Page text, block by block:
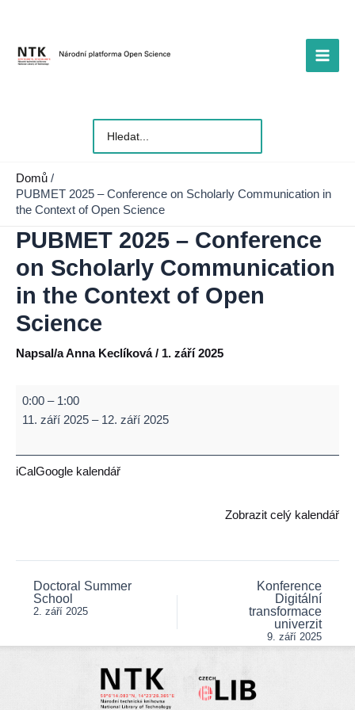
obsah
Main
pro:
Domů
PUBMET 2025 – Conference on Scholarly Communication in
the Context of Open Science
PUBMET 2025 – Conference
on Scholarly Communication
in the Context of Open
Science
Napsal/aAnna Keclíková/ 1. září 2025
PUBMET
2025
on
Context
Open
0:00 – 1:00
11. září 2025 – 12. září 2025
iCalGoogle kalendář
Zobrazit celý kalendář
Post
navigation
Doctoral Summer
School
2. září 2025
Konference
Digitální
transformace
univerzit
9. září 2025